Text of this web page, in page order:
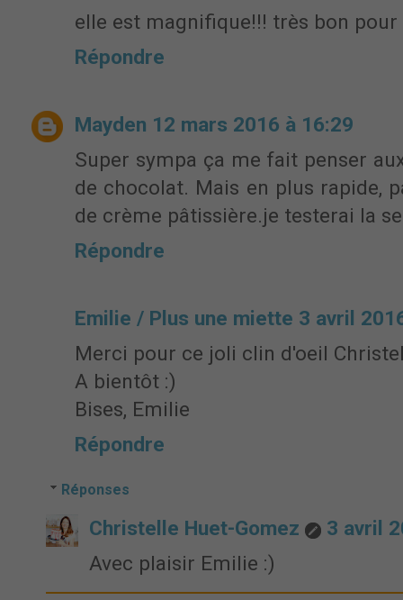
elle est magnifique!!! très bon
Répondre
Mayden 12 mars 2016 à 16:29
Super sympa ça me fait penser
de chocolat. Mais en plus rapide,
de crème pâtissière.je testerai la
Répondre
Emilie / Plus une miette 3 avril
Merci pour ce joli clin d'oeil
A bientôt :)
Bises, Emilie
Répondre
Réponses
Christelle Huet-Gomez
3 avril
Avec plaisir Emilie :)